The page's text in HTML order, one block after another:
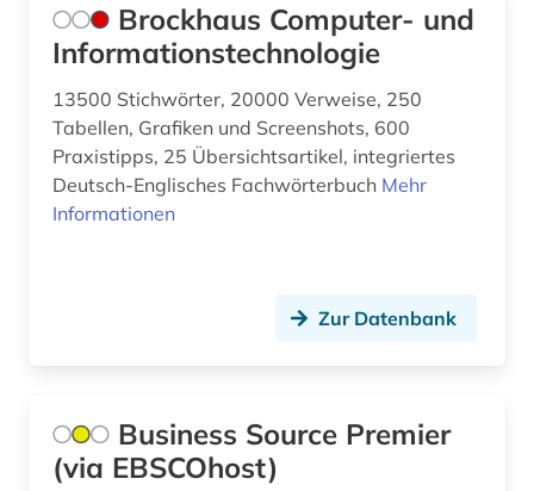
markscheidekunde (1)
marktanteil (1)
maschinelles lernen (2)
mathematics and computer science (1)
Brockhaus Computer- und
Informationstechnologie
13500 Stichwörter, 20000 Verweise, 250
Tabellen, Grafiken und Screenshots, 600
Praxistipps, 25 Übersichtsartikel, integriertes
Deutsch-Englisches Fachwörterbuch Mehr
Informationen
Zur Datenbank
Business Source Premier
(via EBSCOhost)